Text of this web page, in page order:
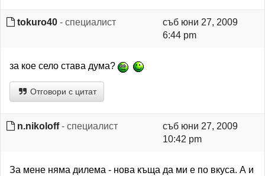
tokuro40 - специалист
съб юни 27, 2009
6:44 pm
за кое село става дума?
Отговори с цитат
n.nikoloff- специалист
съб юни 27, 2009
10:42 pm
За мене няма дилема - нова къща да ми е по вкуса. А и